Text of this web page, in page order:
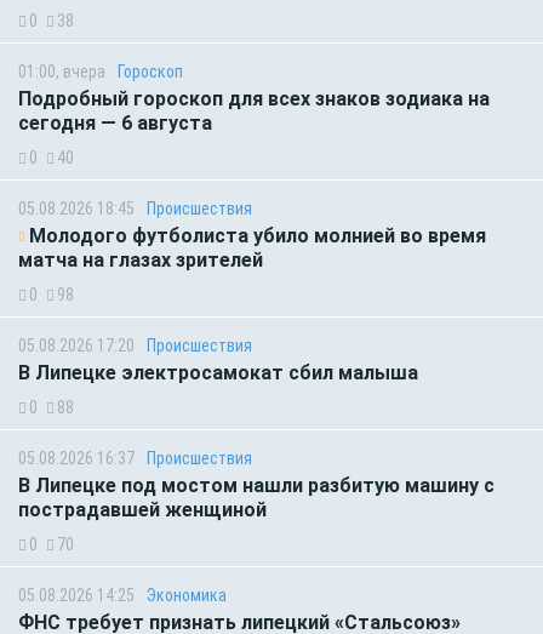
0 38
01:00, вчера Гороскоп
Подробный гороскоп для всех знаков зодиака на
сегодня — 6 августа
0 40
05.08.2026 18:45 Происшествия
Молодого футболиста убило молнией во время
матча на глазах зрителей
0 98
05.08.2026 17:20 Происшествия
В Липецке электросамокат сбил малыша
0 88
05.08.2026 16:37 Происшествия
В Липецке под мостом нашли разбитую машину с
пострадавшей женщиной
0 70
05.08.2026 14:25 Экономика
ФНС требует признать липецкий «Стальсоюз»